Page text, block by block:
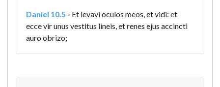
Daniel 10.5 - Et levavi oculos meos, et vidi: et
ecce vir unus vestitus lineis, et renes ejus accincti
auro obrizo;